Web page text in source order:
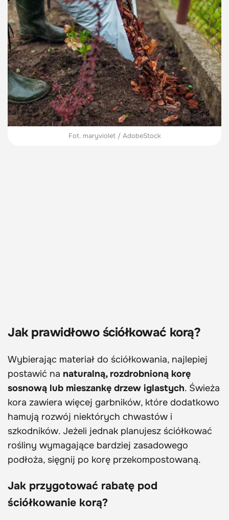
Fot. maryviolet / AdobeStock
Jak prawidłowo ściółkować korą?
Wybierając materiał do ściółkowania, najlepiej
postawić na naturalną, rozdrobnioną korę
sosnową lub mieszankę drzew iglastych. Świeża
kora zawiera więcej garbników, które dodatkowo
hamują rozwój niektórych chwastów i
szkodników. Jeżeli jednak planujesz ściółkować
rośliny wymagające bardziej zasadowego
podłoża, sięgnij po korę przekompostowaną.
Jak przygotować rabatę pod
ściółkowanie korą?